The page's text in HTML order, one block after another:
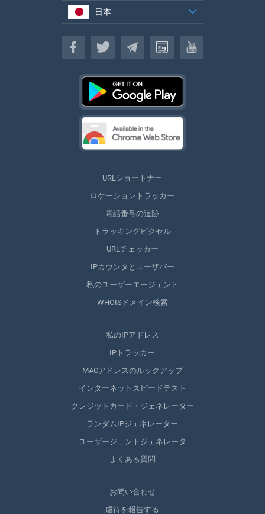
日本
日本
URLショートナー
ロケーショントラッカー
電話番号の追跡
トラッキングピクセル
URLチェッカー
IPカウンタとユーザバー
私のユーザーエージェント
WHOISドメイン検索
私のIPアドレス
IPトラッカー
MACアドレスのルックアップ
インターネットスピードテスト
クレジットカード・ジェネレーター
ランダムIPジェネレーター
ユーザージェントジェネレータ
よくある質問
お問い合わせ
虐待を報告する